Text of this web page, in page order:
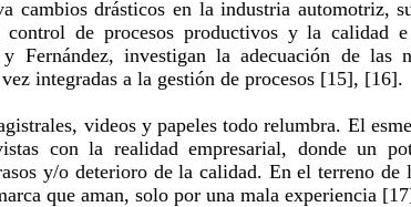
cambios drásticos en la industria automotriz,
de procesos productivos y la calidad
y Fernández, investigan la adecuación de
integradas a la gestión de procesos [15], [16].
videos y papeles todo relumbra. El
con la realidad empresarial, donde un
y/o deterioro de la calidad. En el terreno
que aman, solo por una mala experiencia